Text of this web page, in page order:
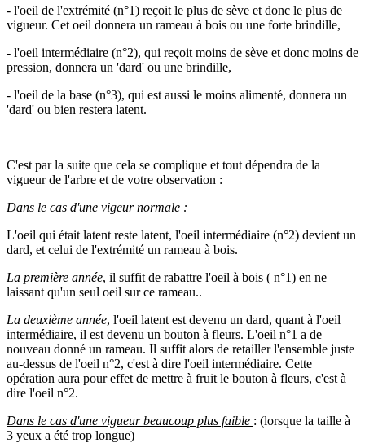
- l'oeil de l'extrémité (n°1) reçoit le plus de sève et donc le plus de
vigueur. Cet oeil donnera un rameau à bois ou une forte brindille,
- l'oeil intermédiaire (n°2), qui reçoit moins de sève et donc moins de
pression, donnera un 'dard' ou une brindille,
- l'oeil de la base (n°3), qui est aussi le moins alimenté, donnera un
'dard' ou bien restera latent.
C'est par la suite que cela se complique et tout dépendra de la
vigueur de l'arbre et de votre observation :
Dans le cas d'une vigeur normale :
L'oeil qui était latent reste latent, l'oeil intermédiaire (n°2) devient un
dard, et celui de l'extrémité un rameau à bois.
La première année, il suffit de rabattre l'oeil à bois ( n°1) en ne
laissant qu'un seul oeil sur ce rameau..
La deuxième année, l'oeil latent est devenu un dard, quant à l'oeil
intermédiaire, il est devenu un bouton à fleurs. L'oeil n°1 a de
nouveau donné un rameau. Il suffit alors de retailler l'ensemble juste
au-dessus de l'oeil n°2, c'est à dire l'oeil intermédiaire. Cette
opération aura pour effet de mettre à fruit le bouton à fleurs, c'est à
dire l'oeil n°2.
Dans le cas d'une vigueur beaucoup plus faible : (lorsque la taille à
3 yeux a été trop longue)